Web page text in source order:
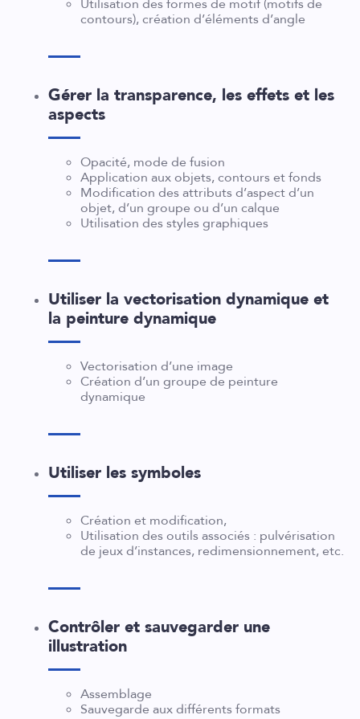
Utilisation des formes de motif (motifs de
contours), création d’éléments d’angle
Gérer la transparence, les effets et les
aspects
Opacité, mode de fusion
Application aux objets, contours et fonds
Modification des attributs d’aspect d’un
objet, d’un groupe ou d’un calque
Utilisation des styles graphiques
Utiliser la vectorisation dynamique et
la peinture dynamique
Vectorisation d’une image
Création d’un groupe de peinture
dynamique
Utiliser les symboles
Création et modification,
Utilisation des outils associés : pulvérisation
de jeux d’instances, redimensionnement, etc.
Contrôler et sauvegarder une
illustration
Assemblage
Sauvegarde aux différents formats